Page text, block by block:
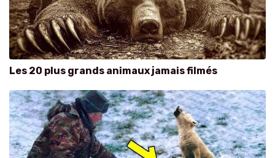
Les 20 plus grands animaux jamais filmés